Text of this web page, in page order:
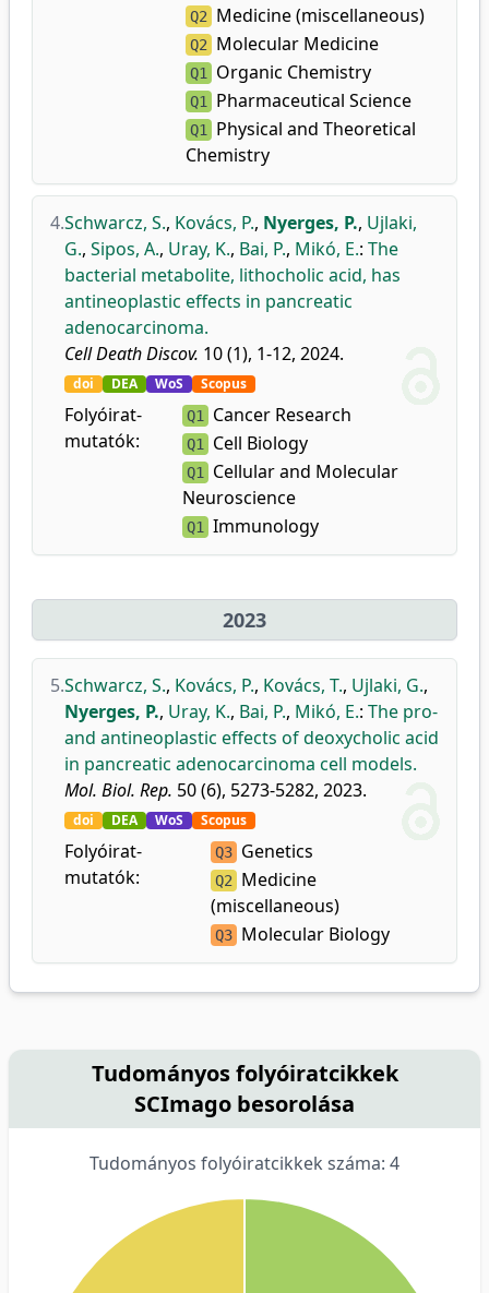
Q2 Medicine (miscellaneous)
Q2 Molecular Medicine
Q1 Organic Chemistry
Q1 Pharmaceutical Science
Q1
Physical and Theoretical
Chemistry
4.Schwarcz, S., Kovács, P., Nyerges, P., Ujlaki,
G., Sipos, A., Uray, K., Bai, P., Mikó, E.: The
bacterial metabolite, lithocholic acid, has
antineoplastic effects in pancreatic
adenocarcinoma.
Cell Death Discov. 10 (1), 1-12, 2024.
doi DEA WoS Scopus
Folyóirat-
mutatók:
Q1 Cancer Research
Q1 Cell Biology
Q1 Cellular and Molecular
Neuroscience
Q1 Immunology
2023
5.Schwarcz, S., Kovács, P., Kovács, T., Ujlaki, G.,
Nyerges, P., Uray, K., Bai, P., Mikó, E.: The pro-
and antineoplastic effects of deoxycholic acid
in pancreatic adenocarcinoma cell models.
Mol. Biol. Rep. 50 (6), 5273-5282, 2023.
doi DEA WoS Scopus
Folyóirat-
mutatók:
Q3 Genetics
Q2 Medicine
(miscellaneous)
Q3 Molecular Biology
Tudományos folyóiratcikkek
SCImago besorolása
Tudományos folyóiratcikkek száma: 4